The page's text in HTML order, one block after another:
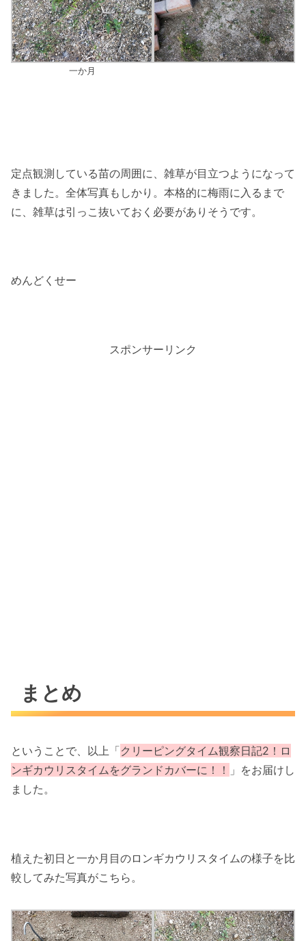
一か月
定点観測している苗の周囲に、雑草が目立つようになって
きました。全体写真もしかり。本格的に梅雨に入るまで
に、雑草は引っこ抜いておく必要がありそうです。
めんどくせー
スポンサーリンク
まとめ
ということで、以上「クリーピングタイム観察日記2！ロ
ンギカウリスタイムをグランドカバーに！！
」をお届けし
ました。
植えた初日と一か月目のロンギカウリスタイムの様子を比
較してみた写真がこちら。